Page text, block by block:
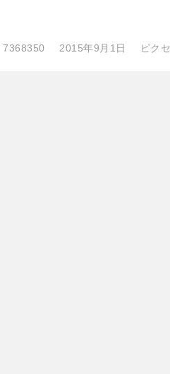
7368350 2015年9月1日 ピク